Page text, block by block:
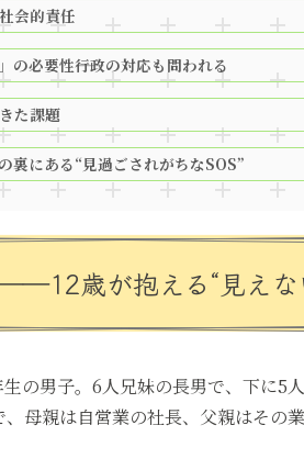
会的責任
必要性――行政の対応も問われる
た課題
裏にある“見過ごされがちなSOS”
歳が抱える“見えな
の男子。6人兄妹の長男で、下に5
母親は自営業の社長、父親はその